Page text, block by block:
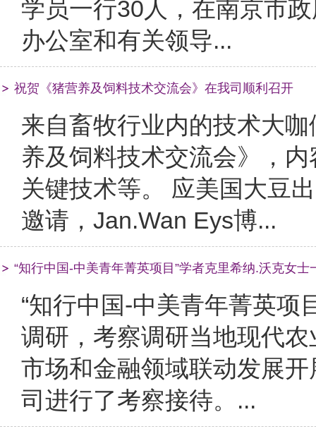
学员一行30人，在南京市
办公室和有关领导...
祝贺《猪营养及饲料技术交流会》在我司顺利召开
来自畜牧行业内的技术大
养及饲料技术交流会》，
关键技术等。 应美国大豆
邀请，Jan.wan Eys博...
“知行中国-中美青年菁英项目”学者克里希纳.沃克女
“知行中国-中美青年菁英项
调研，考察调研当地现代
市场和金融领域联动发展
司进行了考察接待。...